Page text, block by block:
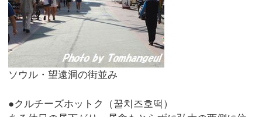
ソウル・望遠洞の街並み
●クルチーズホットク（꿀치즈호떡）